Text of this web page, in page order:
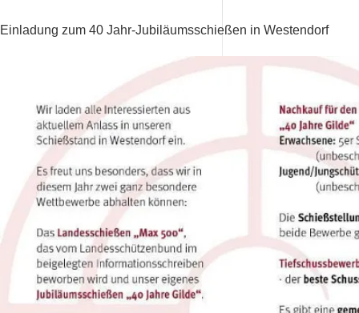
Einladung zum 40 Jahr-Jubiläumsschießen in Westendorf